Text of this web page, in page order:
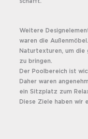
Weitere
waren die
Naturtexturen, um die
zu bringen.
Der Poolbereich ist
Daher waren
ein Sitzplatz zum
Diese Ziele haben wir